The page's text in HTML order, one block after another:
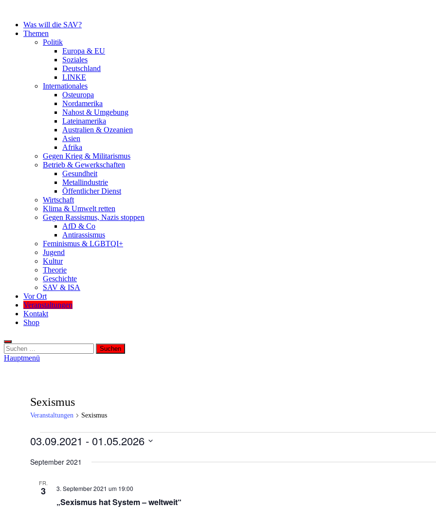
springenWas will die SAV?
Themen
Politik
Europa & EU
Soziales
Deutschland
LINKE
Internationales
Osteuropa
Nordamerika
Nahost & Umgebung
Lateinamerika
Australien & Ozeanien
Asien
Afrika
Gegen Krieg & Militarismus
Betrieb & Gewerkschaften
Gesundheit
Metallindustrie
Öffentlicher Dienst
Wirtschaft
Klima & Umwelt retten
Gegen Rassismus, Nazis stoppen
AfD & Co
Antirassismus
Feminismus & LGBTQI+
Jugend
Kultur
Theorie
Geschichte
SAV & ISA
Vor Ort
Veranstaltungen
Kontakt
Shop
Suchen
nach:
Hauptmenü
Sexismus
Veranstaltungen Sexismus
Veranstaltungen
03.09.2021 - 01.05.2026
wählen.
September 2021
FR.
3
„Sexismus hat System – weltweit“
3. September 2021 um 19:00